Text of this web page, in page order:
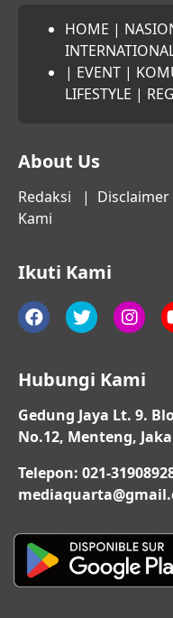
HOME |
| EVENT |
LIFESTYLE |
About Us
Redaksi | Disclaimer
Kami
Ikuti Kami
Hubungi Kami
Gedung Jaya Lt. 9.
No.12, Menteng,
Telepon: 021-